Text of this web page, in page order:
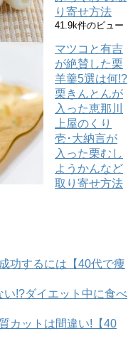
り寄せ方法
41.9k件のビュー
マツコと有吉
が絶賛した栗
羊羹5選は何!?
栗きんとんが
入った恵那川
上屋のくり
壱･大納言が
入った栗むし
ようかんなど
取り寄せ方法
功するには【40代で痩
い!?ダイエット中に食べ
カットは間違い!【40